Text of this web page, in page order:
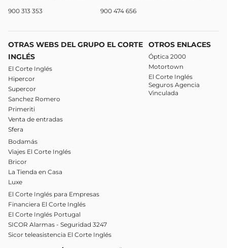
900 313 353 900 474 656
OTRAS WEBS DEL GRUPO EL CORTE
INGLÉS
El Corte Inglés
Hipercor
Supercor
Sanchez Romero
Primeriti
Venta de entradas
Sfera
Bodamás
Viajes El Corte Inglés
Bricor
La Tienda en Casa
Luxe
El Corte Inglés para Empresas
Financiera El Corte Inglés
El Corte Inglés Portugal
SICOR Alarmas - Seguridad 3247
Sicor teleasistencia El Corte Inglés
OTROS ENLACES
Óptica 2000
Motortown
El Corte Inglés
Seguros Agencia
Vinculada